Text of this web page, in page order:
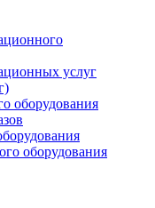
услуг
оборудования
оборудования